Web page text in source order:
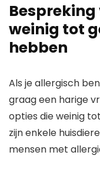
weinig tot
hebben
Als je allergisch
graag een harige
opties die weinig
zijn enkele
mensen met